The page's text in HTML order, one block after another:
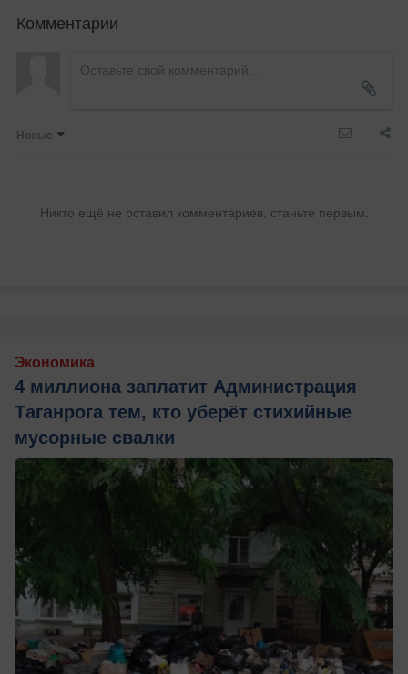
Комментарии
Новые
Никто ещё не оставил комментариев, станьте первым.
Экономика
4 миллиона заплатит Администрация
Таганрога тем, кто уберёт стихийные
мусорные свалки